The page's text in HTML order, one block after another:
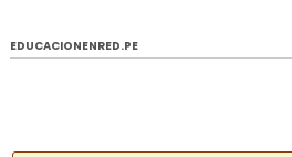
EDUCACIONENRED.PE